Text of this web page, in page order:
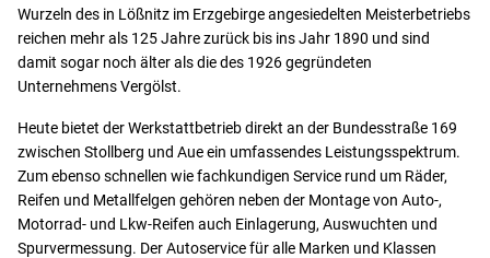
Wurzeln des in Lößnitz im Erzgebirge angesiedelten Meisterbetriebs
reichen mehr als 125 Jahre zurück bis ins Jahr 1890 und sind
damit sogar noch älter als die des 1926 gegründeten
Unternehmens Vergölst.
Heute bietet der Werkstattbetrieb direkt an der Bundesstraße 169
zwischen Stollberg und Aue ein umfassendes Leistungsspektrum.
Zum ebenso schnellen wie fachkundigen Service rund um Räder,
Reifen und Metallfelgen gehören neben der Montage von Auto-,
Motorrad- und Lkw-Reifen auch Einlagerung, Auswuchten und
Spurvermessung. Der Autoservice für alle Marken und Klassen